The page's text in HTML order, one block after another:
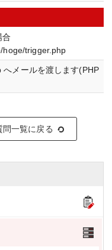
合
hoge/trigger.php
メールを渡します(PHP
問一覧に戻る